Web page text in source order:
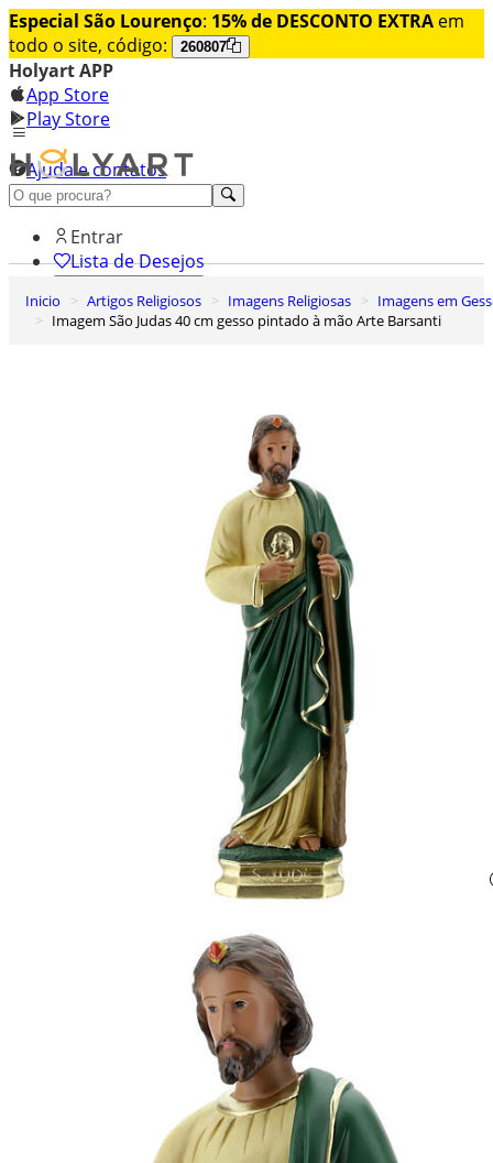
Especial São Lourenço: 15% de DESCONTO EXTRA em
todo o site, código:
260807
Holyart APP
App Store
Play Store
Ajuda e contatos
Conheça premium
Entrar
Lista de Desejos
0
Carrinho de Compras
Inicio Artigos Religiosos Imagens Religiosas
Imagens em
Imagem São Judas 40 cm gesso pintado à mão Arte Barsanti